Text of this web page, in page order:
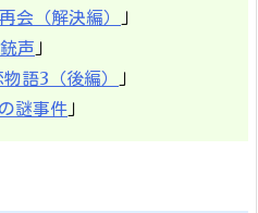
会（解決編） 」
声」
語3（後編） 」
謎事件」